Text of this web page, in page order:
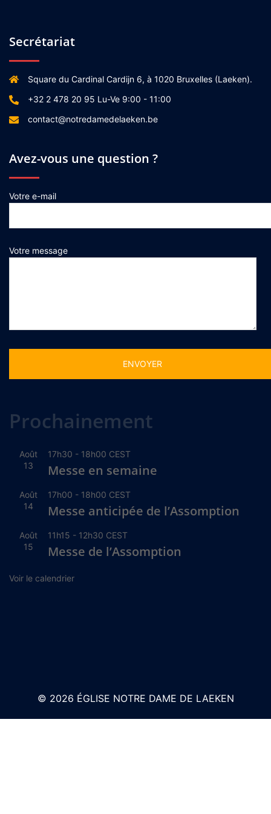
Secrétariat
Square du Cardinal Cardijn 6, à 1020 Bruxelles (Laeken).
+32 2 478 20 95 Lu-Ve 9:00 - 11:00
contact@notredamedelaeken.be
Avez-vous une question ?
Votre e-mail
Votre message
Prochainement
Août
13
17h30 - 18h00 CEST
Messe en semaine
Août
14
17h00 - 18h00 CEST
Messe anticipée de l’Assomption
Août
15
11h15 - 12h30 CEST
Messe de l’Assomption
Voir le calendrier
© 2026 ÉGLISE NOTRE DAME DE LAEKEN